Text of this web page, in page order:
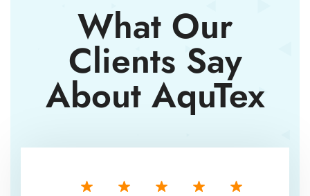
What Our
Clients Say
About AquTex